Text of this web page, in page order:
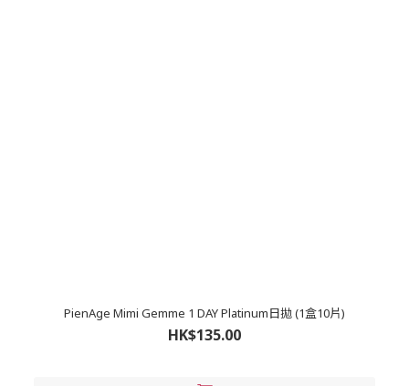
PienAge Mimi Gemme 1 DAY Platinum日拋 (1盒10片)
HK$135.00